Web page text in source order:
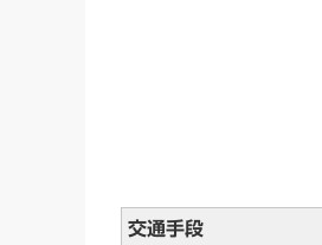
交通手段